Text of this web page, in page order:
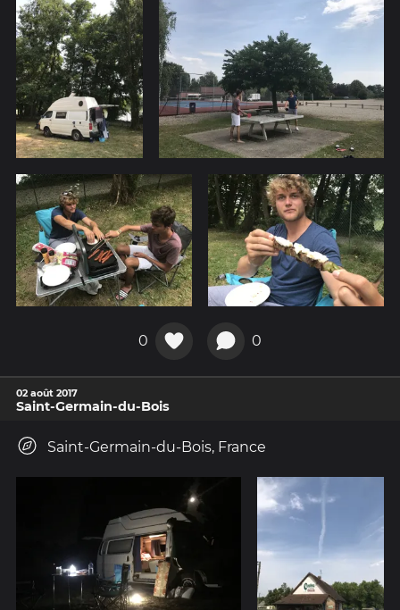
0 0
02 août 2017
Saint-Germain-du-Bois
Saint-Germain-du-Bois, France